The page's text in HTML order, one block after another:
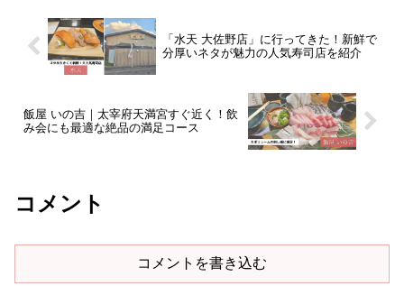
「水天 大佐野店」に行ってきた！新鮮で
分厚いネタが魅力の人気寿司店を紹介
飯屋 いの吉｜太宰府天満宮すぐ近く！飲
み会にも最適な絶品の満足コース
コメント
コメントを書き込む